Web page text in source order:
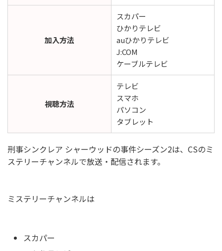
加入方法
スカパー
ひかりテレビ
auひかりテレビ
J:COM
ケーブルテレビ
視聴方法
テレビ
スマホ
パソコン
タブレット
刑事シンクレア シャーウッドの事件シーズン2は、CSのミ
ステリーチャンネルで放送・配信されます。
ミステリーチャンネルは
スカパー